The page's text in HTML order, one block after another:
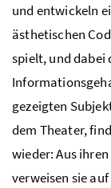
und entwickeln
ästhetischen
spielt, und dabei
gezeigten
dem Theater,
wieder: Aus
verweisen sie